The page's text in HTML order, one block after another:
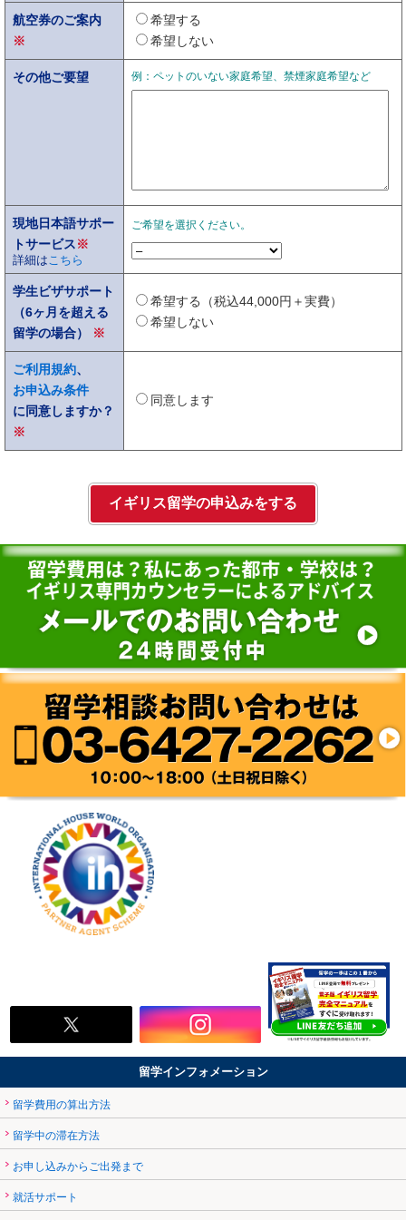
航空券のご案内
※
希望する
希望しない
その他ご要望 例：ペットのいない家庭希望、禁煙家庭希望など
現地日本語サポー
トサービス※
詳細はこちら
ご希望を選択ください。
学生ビザサポート
（6ヶ月を超える
留学の場合）
※
希望する（税込44,000円＋実費）
希望しない
ご利用規約、
お申込み条件
に同意しますか？
※
同意します
留学インフォメーション
留学費用の算出方法
留学中の滞在方法
お申し込みからご出発まで
就活サポート